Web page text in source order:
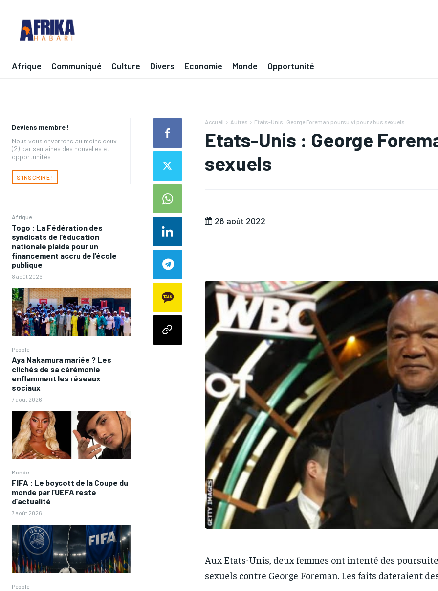
Afrique Communiqué Culture Divers Economie Monde Opportunité
Deviens membre !
Nous vous enverrons au moins deux
(2) par semaines des nouvelles et
opportunités
S'INSCRIRE !
Afrique
Togo : La Fédération des
syndicats de l’éducation
nationale plaide pour un
financement accru de l’école
publique
8 août 2026
People
Aya Nakamura mariée ? Les
clichés de sa cérémonie
enflamment les réseaux
sociaux
7 août 2026
Monde
FIFA : Le boycott de la Coupe du
monde par l’UEFA reste
d’actualité
7 août 2026
People
Accueil Autres Etats-Unis : George Foreman poursuivi pour abus sexuels
Etats-Unis : George
sexuels
26 août 2022
Aux Etats-Unis, deux femmes ont intenté des
sexuels contre George Foreman. Les faits dateraient